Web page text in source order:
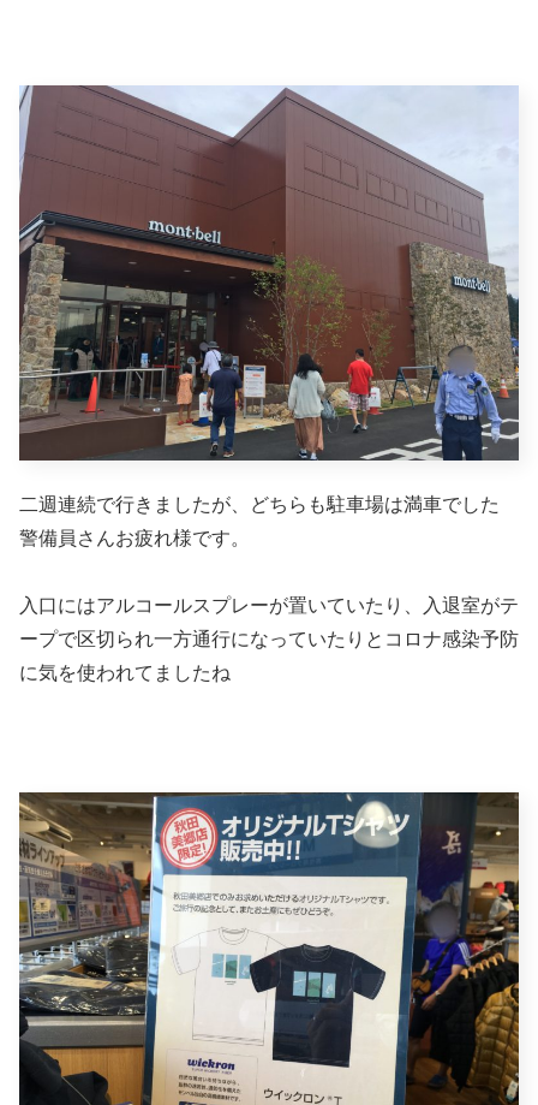
二週連続で行きましたが、どちらも駐車場は満車でした
警備員さんお疲れ様です。
入口にはアルコールスプレーが置いていたり、入退室がテ
ープで区切られ一方通行になっていたりとコロナ感染予防
に気を使われてましたね